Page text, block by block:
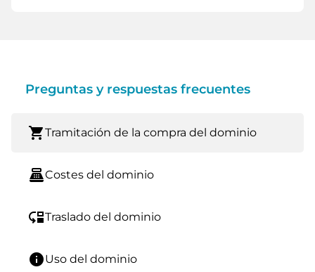
Preguntas y respuestas frecuentes
shopping_cartTramitación de la compra del dominio
point_of_saleCostes del dominio
move_downTraslado del dominio
infoUso del dominio